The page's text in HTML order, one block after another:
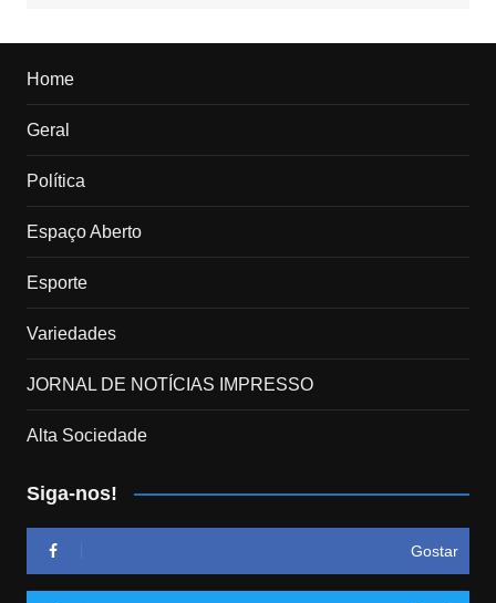
Home
Geral
Política
Espaço Aberto
Esporte
Variedades
JORNAL DE NOTÍCIAS IMPRESSO
Alta Sociedade
Siga-nos!
Gostar